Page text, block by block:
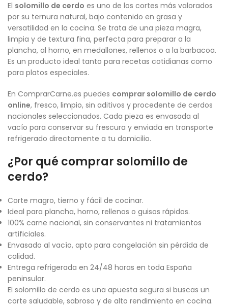
El solomillo de cerdo es uno de los cortes más valorados
por su ternura natural, bajo contenido en grasa y
versatilidad en la cocina. Se trata de una pieza magra,
limpia y de textura fina, perfecta para preparar a la
plancha, al horno, en medallones, rellenos o a la barbacoa.
Es un producto ideal tanto para recetas cotidianas como
para platos especiales.
En ComprarCarne.es puedes comprar solomillo de cerdo
online, fresco, limpio, sin aditivos y procedente de cerdos
nacionales seleccionados. Cada pieza es envasada al
vacío para conservar su frescura y enviada en transporte
refrigerado directamente a tu domicilio.
¿Por qué comprar solomillo de
cerdo?
Corte magro, tierno y fácil de cocinar.
Ideal para plancha, horno, rellenos o guisos rápidos.
100% carne nacional, sin conservantes ni tratamientos
artificiales.
Envasado al vacío, apto para congelación sin pérdida de
calidad.
Entrega refrigerada en 24/48 horas en toda España
peninsular.
El solomillo de cerdo es una apuesta segura si buscas un
corte saludable, sabroso y de alto rendimiento en cocina.